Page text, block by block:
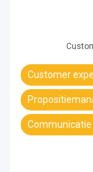
Customer
Communicatie